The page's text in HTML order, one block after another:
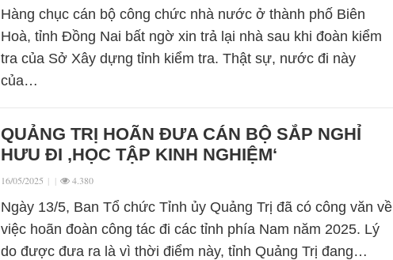
Hàng chục cán bộ công chức nhà nước ở thành phố Biên
Hoà, tỉnh Đồng Nai bất ngờ xin trả lại nhà sau khi đoàn kiểm
tra của Sở Xây dựng tỉnh kiểm tra. Thật sự, nước đi này
của…
QUẢNG TRỊ HOÃN ĐƯA CÁN BỘ SẮP NGHỈ
HƯU ĐI ‚HỌC TẬP KINH NGHIỆM‘
16/05/2025 | | 4.380
Ngày 13/5, Ban Tổ chức Tỉnh ủy Quảng Trị đã có công văn về
việc hoãn đoàn công tác đi các tỉnh phía Nam năm 2025. Lý
do được đưa ra là vì thời điểm này, tỉnh Quảng Trị đang…